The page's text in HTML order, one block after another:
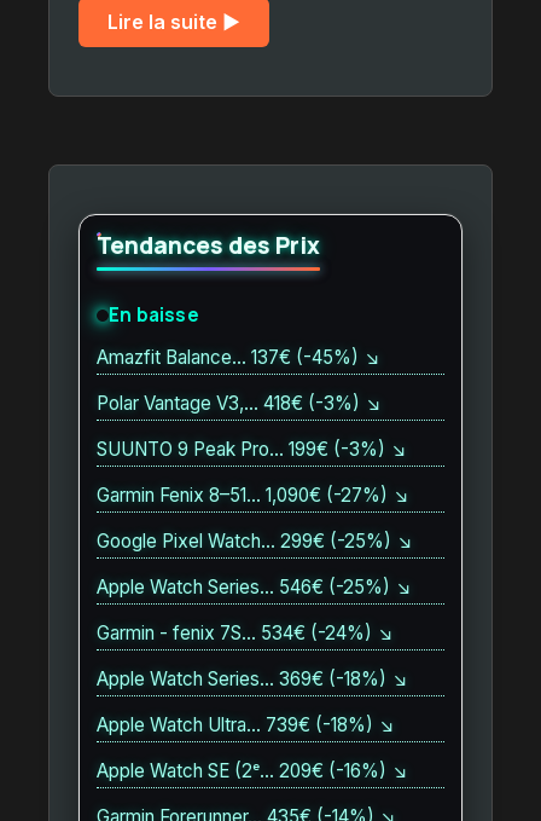
Lire la suite ▶︎
Tendances des Prix
En baisse
Amazfit Balance… 137€ (-45%) ↘
Polar Vantage V3,… 418€ (-3%) ↘
SUUNTO 9 Peak Pro… 199€ (-3%) ↘
Garmin Fenix 8–51… 1,090€ (-27%) ↘
Google Pixel Watch… 299€ (-25%) ↘
Apple Watch Series… 546€ (-25%) ↘
Garmin - fenix 7S… 534€ (-24%) ↘
Apple Watch Series… 369€ (-18%) ↘
Apple Watch Ultra… 739€ (-18%) ↘
Apple Watch SE (2ᵉ… 209€ (-16%) ↘